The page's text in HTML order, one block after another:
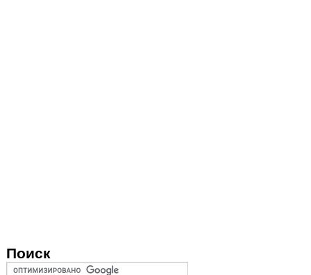
Поиск